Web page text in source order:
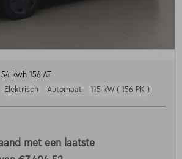
54 kwh 156 AT
Elektrisch Automaat 115 kW ( 156 PK )
met een laatste